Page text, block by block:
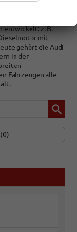
Leitsatz
Jahrzehnte
entwickelt: z. B.
mit
gehört die Audi
in der
Fahrzeugen alle
alt.
0)